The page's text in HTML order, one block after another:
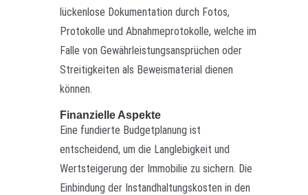
lückenlose Dokumentation durch Fotos,
Protokolle und Abnahmeprotokolle, welche im
Falle von Gewährleistungsansprüchen oder
Streitigkeiten als Beweismaterial dienen
können.
Finanzielle Aspekte
Eine fundierte Budgetplanung ist
entscheidend, um die Langlebigkeit und
Wertsteigerung der Immobilie zu sichern. Die
Einbindung der Instandhaltungskosten in den